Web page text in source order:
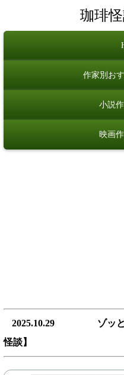
珈琲
作家別お
小説
映画
2025.10.29 ゾッとす
怪談】